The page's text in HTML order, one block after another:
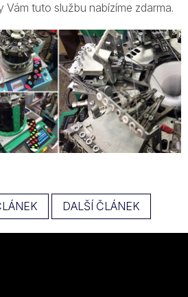
Vám tuto službu nabízíme zdarma.
DALŠÍ ČLÁNEK